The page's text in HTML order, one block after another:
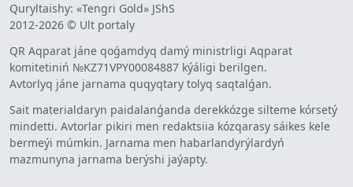
Quryltaishy: «Tengri Gold» JShS
2012-2026 © Ult portaly
QR Aqparat jáne qoǵamdyq damý ministrligi Aqparat
komitetiniń №KZ71VPY00084887 kýáligi berilgen.
Avtorlyq jáne jarnama quqyqtary tolyq saqtalǵan.
Sait materialdaryn paidalanǵanda derekkózge silteme kórsetý
mindetti. Avtorlar pikiri men redaktsiia kózqarasy sáikes kele
bermeýi múmkin. Jarnama men habarlandyrýlardyń
mazmunyna jarnama berýshi jaýapty.